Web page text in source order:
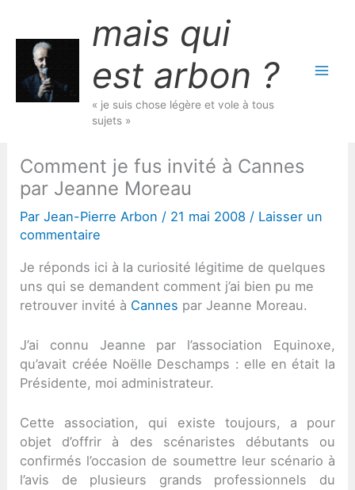
contenu
mais qui
est arbon ?
« je suis chose légère et vole à tous
sujets »
Comment je fus invité à Cannes
par Jeanne Moreau
ParJean-Pierre Arbon / 21 mai 2008 / Laisser un
commentaire
Je réponds ici à la curiosité légitime de quelques
uns qui se demandent comment j’ai bien pu me
retrouver invité à Cannes par Jeanne Moreau.
J’ai connu Jeanne par l’association Equinoxe,
qu’avait créée Noëlle Deschamps : elle en était la
Présidente, moi administrateur.
Cette association, qui existe toujours, a pour
objet d’offrir à des scénaristes débutants ou
confirmés l’occasion de soumettre leur scénario à
l’avis de plusieurs grands professionnels du